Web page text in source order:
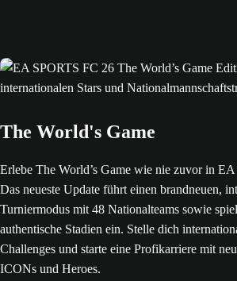
The World's Game
Erlebe The World’s Game wie nie zuvor in
Das neueste Update führt einen brandneuen,
Turniermodus mit 48 Nationalteams sowie
authentische Stadien ein. Stelle dich
Challenges und starte eine Profikarriere mit
ICONs und Heroes.